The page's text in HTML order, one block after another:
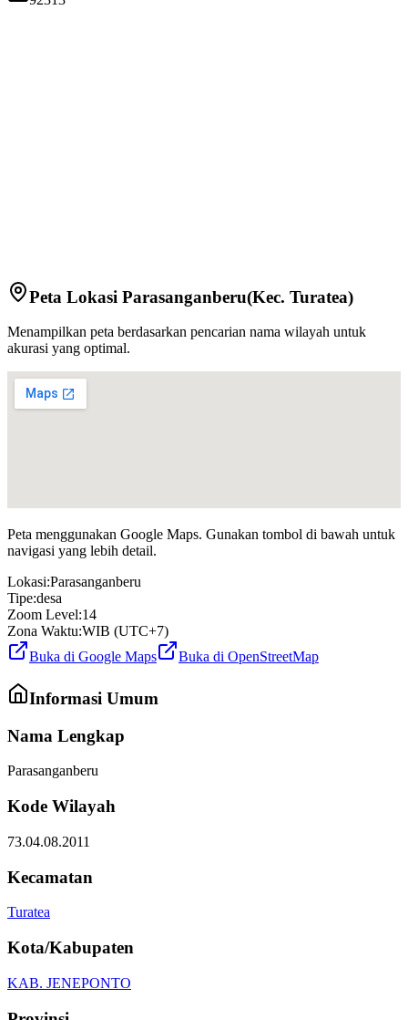
Peta Lokasi Parasanganberu(Kec. Turatea)
Menampilkan peta berdasarkan pencarian nama wilayah untuk
akurasi yang optimal.
Peta menggunakan Google Maps. Gunakan tombol di bawah untuk
navigasi yang lebih detail.
Lokasi:Parasanganberu
Tipe:desa
Zoom Level:14
Zona Waktu:WIB (UTC+7)
Buka di Google Maps
Buka di OpenStreetMap
Informasi Umum
Nama Lengkap
Parasanganberu
Kode Wilayah
73.04.08.2011
Kecamatan
Turatea
Kota/Kabupaten
KAB. JENEPONTO